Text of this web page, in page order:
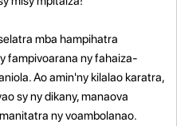
mba hampihatra
fampivoarana ny fahaiza-
Ao amin'ny kilalao karatra,
sy ny dikany, manaova
ny voambolanao.